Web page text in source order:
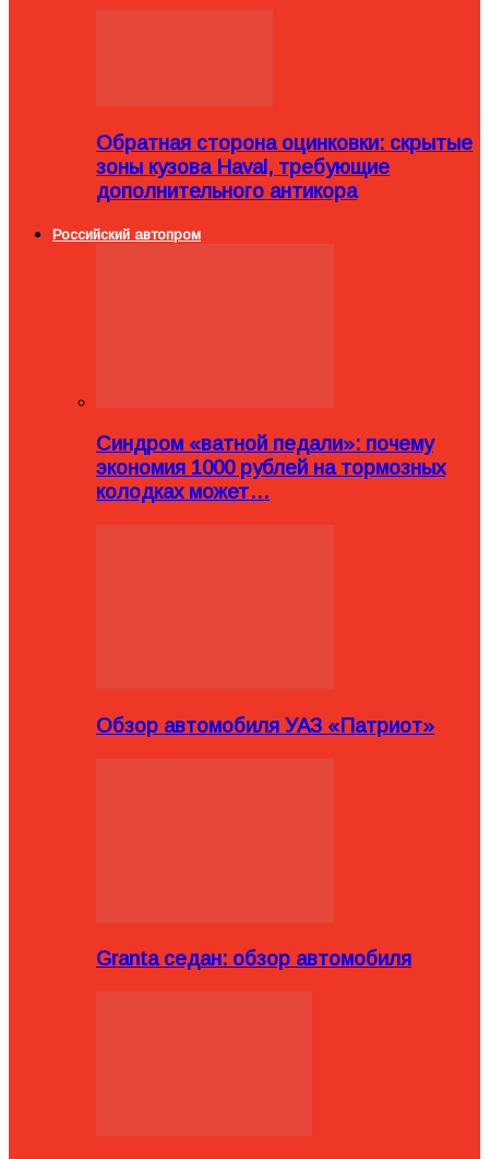
Обратная сторона оцинковки: скрытые
зоны кузова Haval, требующие
дополнительного антикора
Российский автопром
Синдром «ватной педали»: почему
экономия 1000 рублей на тормозных
колодках может…
Обзор автомобиля УАЗ «Патриот»
Granta седан: обзор автомобиля